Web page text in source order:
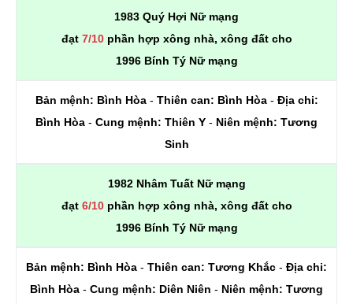
1983 Quý Hợi Nữ mạng
đạt 7/10phần hợp xông nhà, xông đất cho
1996 Bính Tý Nữ mạng
Bản mệnh: Bình Hòa- Thiên can: Bình Hòa- Địa chi:
Bình Hòa - Cung mệnh: Thiên Y - Niên mệnh: Tương
Sinh
1982 Nhâm Tuất Nữ mạng
đạt 6/10phần hợp xông nhà, xông đất cho
1996 Bính Tý Nữ mạng
Bản mệnh: Bình Hòa - Thiên can: Tương Khắc - Địa chi:
Bình Hòa - Cung mệnh: Diên Niên - Niên mệnh: Tương